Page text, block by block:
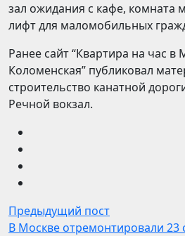
зал ожидания с кафе, комната
лифт для маломобильных
Ранее сайт “Квартира на час в
Коломенская” публиковал
строительство канатной
Речной вокзал.
Предыдущий пост
В Москве отремонтировали 23